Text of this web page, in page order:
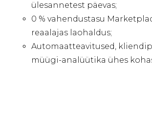
ülesannetest päevas;
0 % vahendustasu
reaalajas laohaldus;
Automaatteavitused,
müügi-analüütika ühes